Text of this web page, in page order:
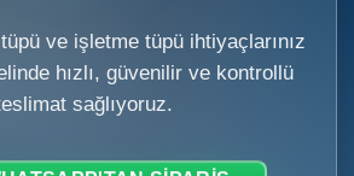
ve işletme tüpü ihtiyaçlarınız
hızlı, güvenilir ve kontrollü
sağlıyoruz.